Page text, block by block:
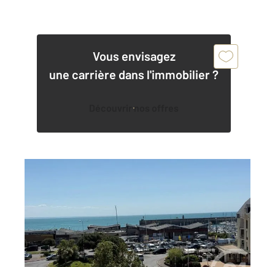
Vous envisagez
une carrière dans l'immobilier ?
Découvrir nos offres
Maison à vendre
699 000 €